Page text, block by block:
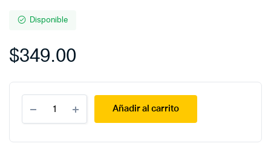
Disponible
$349.00
League
4
Añadir al carrito